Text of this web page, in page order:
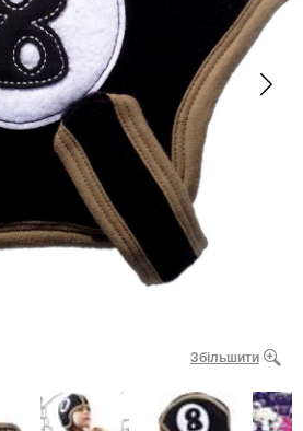
Збільшити